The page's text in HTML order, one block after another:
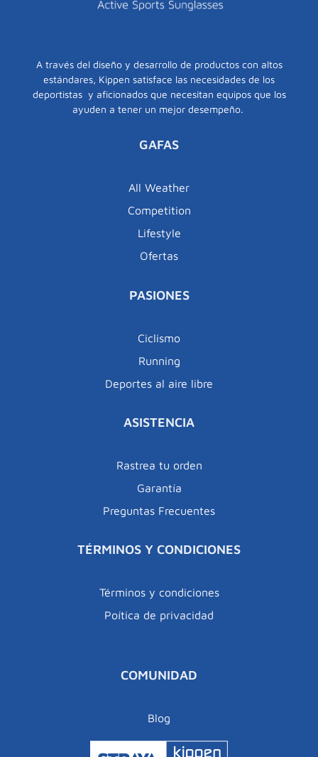
A través del diseño y desarrollo de productos con altos
estándares, Kippen satisface las necesidades de los
deportistas y aficionados que necesitan equipos que los
ayuden a tener un mejor desempeño.
GAFAS
All Weather
Competition
Lifestyle
Ofertas
PASIONES
Ciclismo
Running
Deportes al aire libre
ASISTENCIA
Rastrea tu orden
Garantía
Preguntas Frecuentes
TÉRMINOS Y CONDICIONES
Términos y condiciones
Poítica de privacidad
COMUNIDAD
Blog